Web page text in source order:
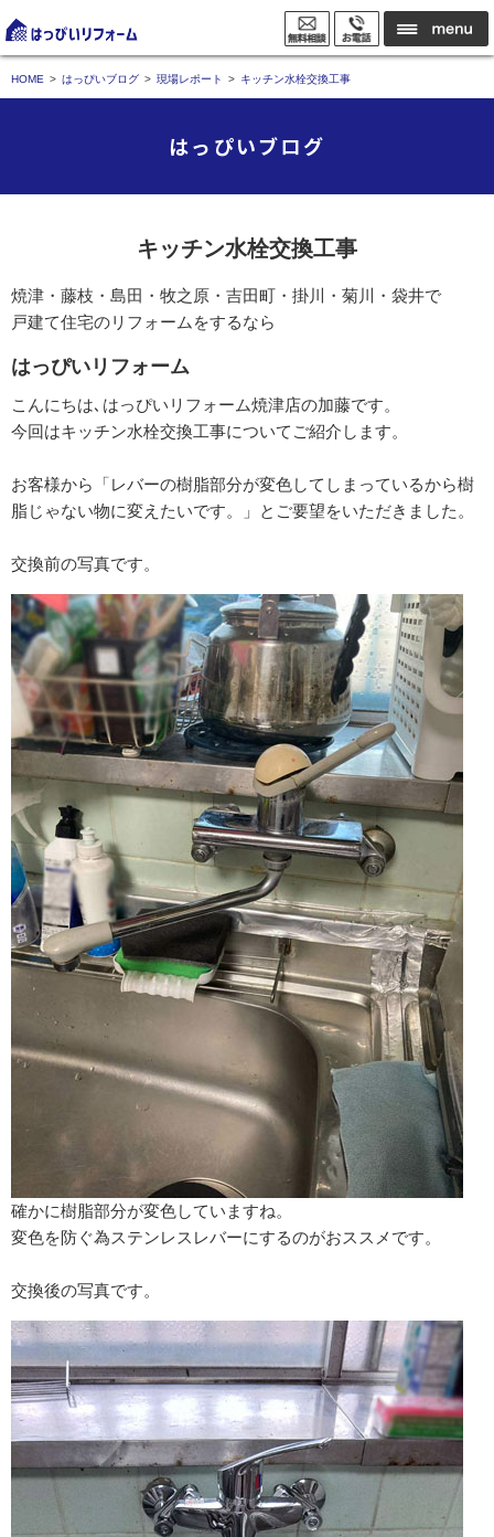
HOME はっぴいブログ 現場レポート キッチン水栓交換工事
はっぴいブログ
キッチン水栓交換工事
焼津・藤枝・島田・牧之原・吉田町・掛川・菊川・袋井で
戸建て住宅のリフォームをするなら
はっぴいリフォーム
こんにちは､はっぴいリフォーム焼津店の加藤です。
今回はキッチン水栓交換工事についてご紹介します。
お客様から「レバーの樹脂部分が変色してしまっているから樹
脂じゃない物に変えたいです。」とご要望をいただきました。
交換前の写真です。
確かに樹脂部分が変色していますね。
変色を防ぐ為ステンレスレバーにするのがおススメです。
交換後の写真です。